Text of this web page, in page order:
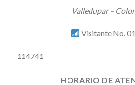
Valledupar –
Visitante No.
114741
HORARIO DE